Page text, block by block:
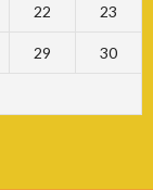
22 23
29 30